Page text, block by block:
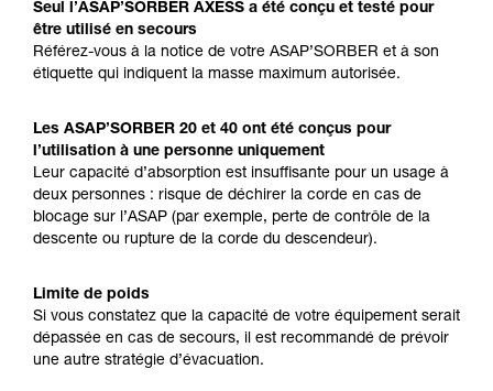
Seul l’ASAP’SORBER AXESS a été conçu et testé pour
être utilisé en secours
Référez-vous à la notice de votre ASAP’SORBER et à son
étiquette qui indiquent la masse maximum autorisée.
Les ASAP’SORBER 20 et 40 ont été conçus pour
l’utilisation à une personne uniquement
Leur capacité d’absorption est insuffisante pour un usage à
deux personnes : risque de déchirer la corde en cas de
blocage sur l’ASAP (par exemple, perte de contrôle de la
descente ou rupture de la corde du descendeur).
Limite de poids
Si vous constatez que la capacité de votre équipement serait
dépassée en cas de secours, il est recommandé de prévoir
une autre stratégie d’évacuation.